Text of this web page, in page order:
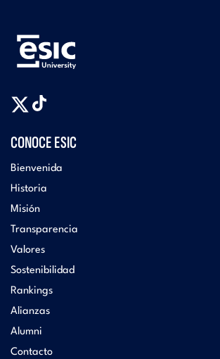
CONOCE ESIC
Bienvenida
Historia
Misión
Transparencia
Valores
Sostenibilidad
Rankings
Alianzas
Alumni
Contacto